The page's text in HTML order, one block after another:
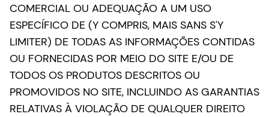
COMERCIAL OU ADEQUAÇÃO A UM USO
ESPECÍFICO DE (Y COMPRIS, MAIS SANS S'Y
LIMITER) DE TODAS AS INFORMAÇÕES CONTIDAS
OU FORNECIDAS POR MEIO DO SITE E/OU DE
TODOS OS PRODUTOS DESCRITOS OU
PROMOVIDOS NO SITE, INCLUINDO AS GARANTIAS
RELATIVAS À VIOLAÇÃO DE QUALQUER DIREITO